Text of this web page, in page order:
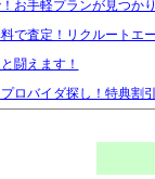
お手軽プランが見つか
で査定！リクルートエ
闘えます！
ロバイダ探し！特典割